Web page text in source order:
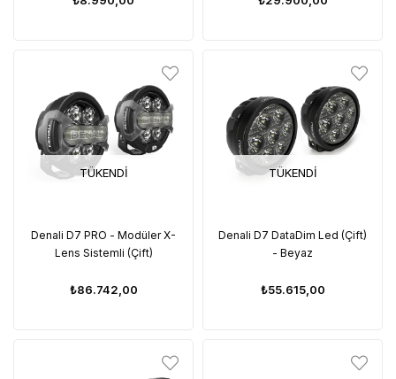
TÜKENDI
Denali D7 PRO - Modüler X-
Lens Sistemli (Çift)
₺86.742,00
TÜKENDI
Denali D7 DataDim Led (Çift)
- Beyaz
₺55.615,00